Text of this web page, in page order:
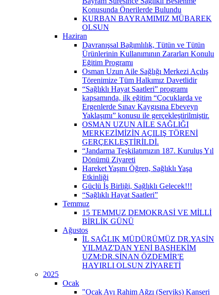
Konusunda Önerilerde Bulundu
KURBAN BAYRAMIMIZ MÜBAREK
OLSUN
Haziran
Davranışsal Bağımlılık, Tütün ve Tütün
Ürünlerinin Kullanımının Zararları Konulu
Eğitim Programı
Osman Uzun Aile Sağlığı Merkezi Açılış
Törenimize Tüm Halkımız Davetlidir
“Sağlıklı Hayat Saatleri” programı
kapsamında, ilk eğitim “Çocuklarda ve
Ergenlerde Sınav Kaygısına Ebeveyn
Yaklaşımı” konusu ile gerçekleştirilmiştir.
OSMAN UZUN AİLE SAĞLIĞI
MERKEZİMİZİN AÇILIŞ TÖRENİ
GERÇEKLEŞTİRİLDİ.
“Jandarma Teşkilatımızın 187. Kuruluş Yıl
Dönümü Ziyareti
Hareket Yaşını Öğren, Sağlıklı Yaşa
Etkinliği
Güçlü İş Birliği, Sağlıklı Gelecek!!!
“Sağlıklı Hayat Saatleri”
Temmuz
15 TEMMUZ DEMOKRASİ VE MİLLİ
BİRLİK GÜNÜ
Ağustos
İL SAĞLIK MÜDÜRÜMÜZ DR.YASİN
YILMAZ'DAN YENİ BAŞHEKİM
UZM:DR.SİNAN ÖZDEMİR'E
HAYIRLI OLSUN ZİYARETİ
2025
Ocak
"Ocak Ayı Rahim Ağzı (Serviks) Kanseri